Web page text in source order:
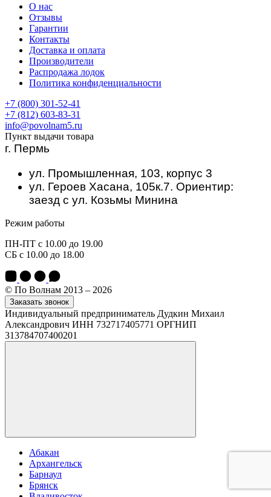
О нас
Отзывы
Гарантии
Контакты
Доставка и оплата
Производители
Распродажа лодок
Политика конфиденциальности
+7 (800) 301-52-41
+7 (812) 603-83-31
info@povolnam5.ru
Пункт выдачи товара
г. Пермь
ул. Промышленная, 103, корпус 3
ул. Героев Хасана, 105к.7. Ориентир:
заезд с ул. Козьмы Минина
Режим работы
ПН-ПТ с 10.00 до 19.00
СБ с 10.00 до 18.00
© По Волнам 2013 – 2026
Заказать звонок
Индивидуальный предприниматель Дудкин Михаил
Александрович ИНН 732717405771 ОРГНИП
313784707400201
Абакан
Архангельск
Барнаул
Брянск